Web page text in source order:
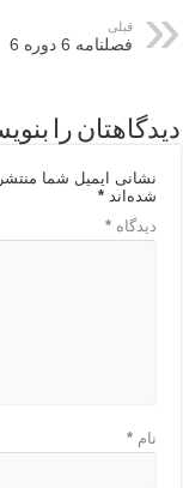
قبلی
فصلنامه 6 دوره 6
دیدگاهتان را
نشانی ایمیل شما
شده‌اند*
دیدگاه*
نام*